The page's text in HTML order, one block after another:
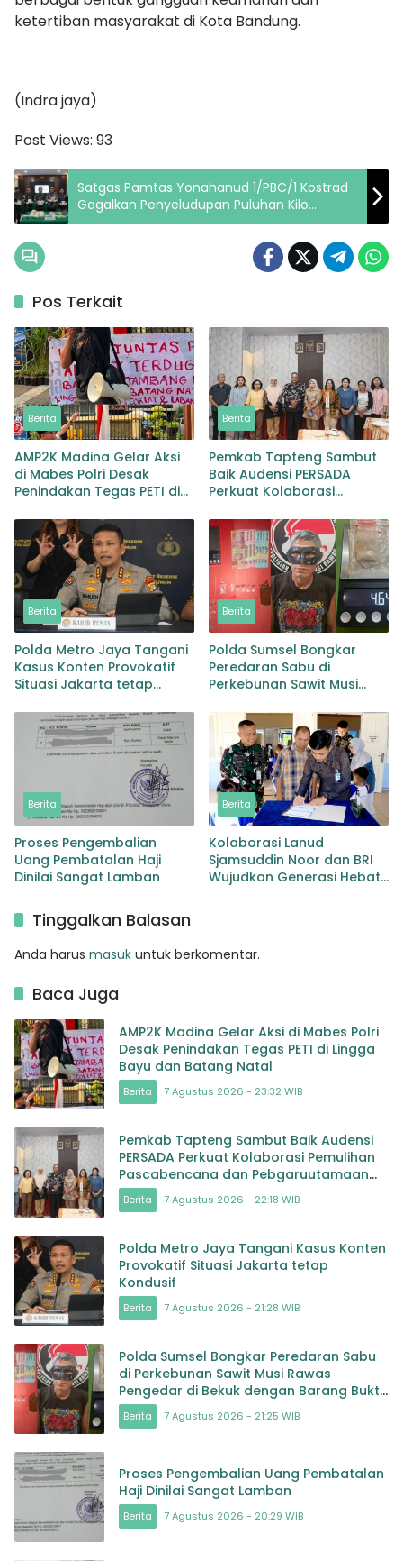
ketertiban masyarakat di Kota Bandung.
(Indra jaya)
Post Views: 93
Satgas Pamtas Yonahanud 1/PBC/1 Kostrad
Gagalkan Penyeludupan Puluhan Kilo
Narkoba
Pos Terkait
Berita
AMP2K Madina Gelar Aksi
di Mabes Polri Desak
Penindakan Tegas PETI di
Natal
Berita
Pemkab Tapteng Sambut
Baik Audensi PERSADA
Perkuat Kolaborasi
dan Pebgaruutamaan
Inklusi
Berita
Polda Metro Jaya Tangani
Kasus Konten Provokatif
Situasi Jakarta tetap
Berita
Polda Sumsel Bongkar
Peredaran Sabu di
Perkebunan Sawit Musi
dengan Barang Bukti Sabu
dan Timbangan
Berita
Proses Pengembalian
Uang Pembatalan Haji
Dinilai Sangat Lamban
Berita
Kolaborasi Lanud
Sjamsuddin Noor dan BRI
Wujudkan Generasi Hebat
Tinggalkan Balasan
Anda harus masuk untuk berkomentar.
Baca Juga
AMP2K Madina Gelar Aksi di Mabes Polri
Desak Penindakan Tegas PETI di Lingga
Bayu dan Batang Natal
Berita 7 Agustus 2026 - 23:32 WIB
Pemkab Tapteng Sambut Baik Audensi
PERSADA Perkuat Kolaborasi Pemulihan
Pascabencana dan Pebgaruutamaan
Inklusi
Berita 7 Agustus 2026 - 22:18 WIB
Polda Metro Jaya Tangani Kasus Konten
Provokatif Situasi Jakarta tetap
Kondusif
Berita 7 Agustus 2026 - 21:28 WIB
Polda Sumsel Bongkar Peredaran Sabu
di Perkebunan Sawit Musi Rawas
Pengedar di Bekuk dengan Barang Bukti
Sabu dan Timbangan
Berita 7 Agustus 2026 - 21:25 WIB
Proses Pengembalian Uang Pembatalan
Haji Dinilai Sangat Lamban
Berita 7 Agustus 2026 - 20:29 WIB